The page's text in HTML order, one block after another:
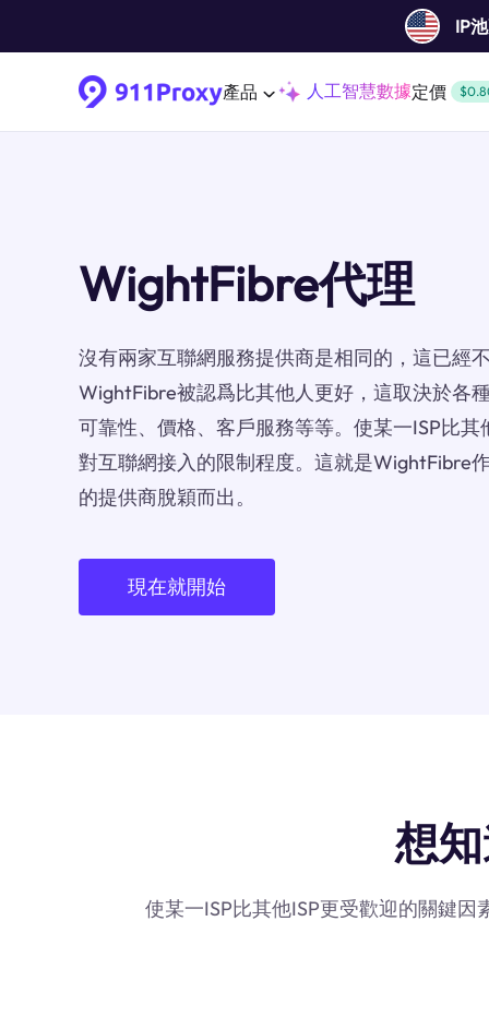
IP
產品 人工智慧數據定價
WightFibre代理
沒有兩家互聯網服務提供商是相同的，這已經
WightFibre被認爲比其他人更好，這取決於各
可靠性、價格、客戶服務等等。使某一ISP比其
對互聯網接入的限制程度。這就是WightFibre
的提供商脫穎而出。
現在就開始
想
使某一ISP比其他ISP更受歡迎的關鍵